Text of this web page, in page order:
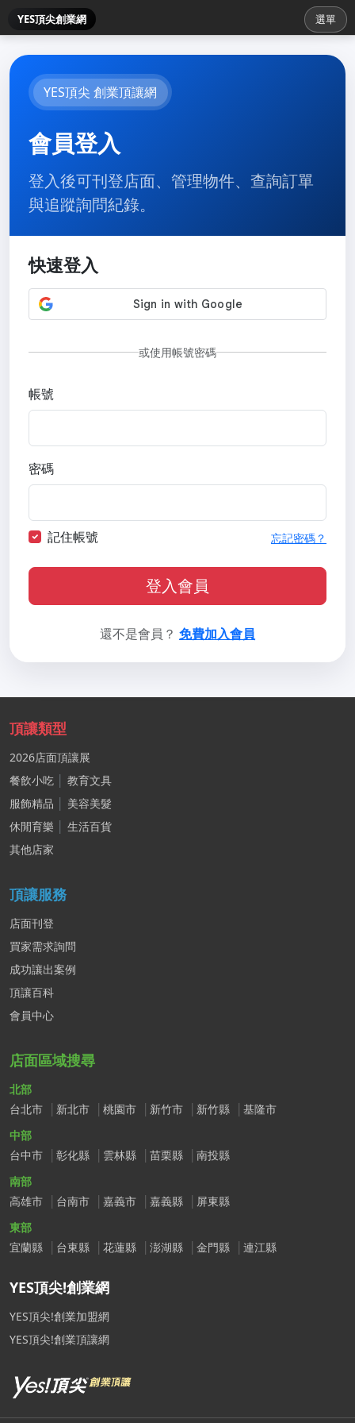
YES頂尖創業網 選單
YES頂尖 創業頂讓網
會員登入
登入後可刊登店面、管理物件、查詢訂單
與追蹤詢問紀錄。
快速登入
或使用帳號密碼
帳號
密碼
記住帳號 忘記密碼？
登入會員
還不是會員？ 免費加入會員
頂讓類型
2026店面頂讓展
餐飲小吃
教育文具
服飾精品
美容美髮
休閒育樂
生活百貨
其他店家
頂讓服務
店面刊登
買家需求詢問
成功讓出案例
頂讓百科
會員中心
店面區域搜尋
北部
台北市
新北市 桃園市 新竹市 新竹縣
基隆市
中部
台中市
彰化縣 雲林縣 苗栗縣
南投縣
南部
高雄市
台南市 嘉義市 嘉義縣
屏東縣
東部
宜蘭縣
台東縣 花蓮縣 澎湖縣 金門縣 連江縣
YES頂尖!創業網
YES頂尖!創業加盟網
YES頂尖!創業頂讓網